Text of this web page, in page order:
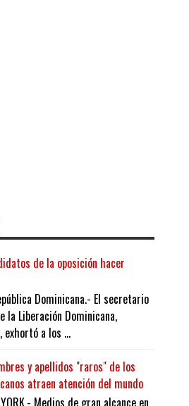
de la oposición hacer
Dominicana.- El secretario
la Liberación Dominicana,
exhortó a los ...
y apellidos "raros" de los
atraen atención del mundo
YORK.- Medios de gran alcance en